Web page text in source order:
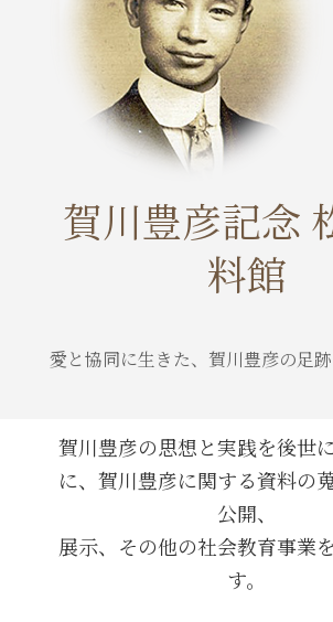
賀川豊彦記念
料館
愛と協同に生きた、賀川豊彦の足跡
賀川豊彦の思想と実践を後世
に、賀川豊彦に関する資料の
公開、
展示、その他の社会教育事業
す。